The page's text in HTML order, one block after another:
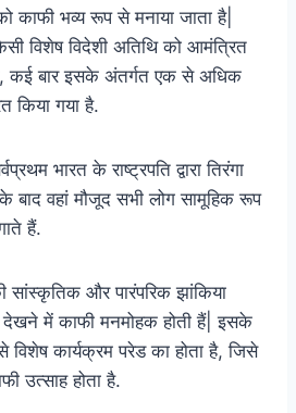
काफी भव्य रूप से मनाया जाता है|
विशेष विदेशी अतिथि को आमंत्रित
कई बार इसके अंतर्गत एक से अधिक
किया गया है.
भारत के राष्ट्रपति द्वारा तिरंगा
बाद वहां मौजूद सभी लोग सामूहिक रूप
हैं.
सांस्कृतिक और पारंपरिक झांकिया
देखने में काफी मनमोहक होती हैं| इसके
कार्यक्रम परेड का होता है, जिसे
उत्साह होता है.